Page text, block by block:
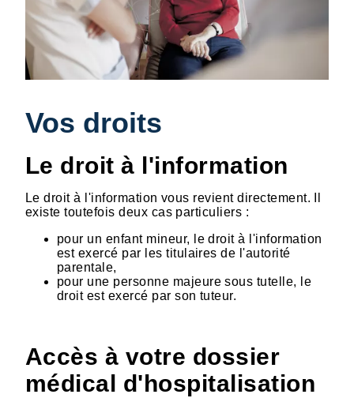
Vos droits
Le droit à l'information
Le droit à l'information vous revient directement. Il
existe toutefois deux cas particuliers :
pour un enfant mineur, le droit à l'information
est exercé par les titulaires de l'autorité
parentale,
pour une personne majeure sous tutelle, le
droit est exercé par son tuteur.
Accès à votre dossier
médical d'hospitalisation